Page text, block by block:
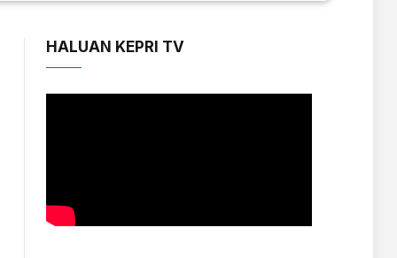
HALUAN KEPRI TV